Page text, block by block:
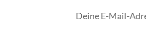
Deine E-Mail-